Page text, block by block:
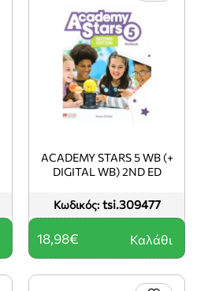
Κωδικός: tsi.309477
ACADEMY STARS 5 WB (+
DIGITAL WB) 2ND ED
18,98€ Καλάθι